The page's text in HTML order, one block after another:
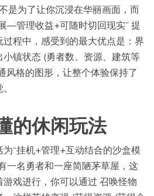
为了让你沉浸在华丽画面，而
—管理收益+可随时切回现实” 提
程中，感受到的最大优点是：界
镇状态 (勇者数、资源、建筑等
风格的图形，让整个体验保持了
的休闲玩法
“挂机+管理+互动结合的沙盒模
一名勇者和一座简陋茅草屋，这
戏进行，你可以通过 召唤怪物